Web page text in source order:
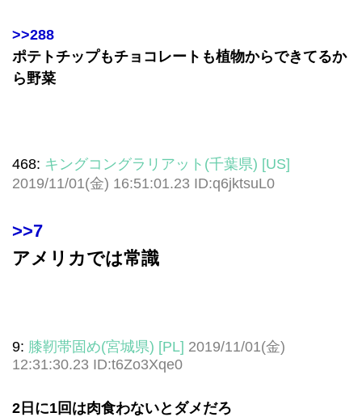
>>288
ポテトチップもチョコレートも植物からできてるか
ら野菜
468: キングコングラリアット(千葉県) [US]
2019/11/01(金) 16:51:01.23 ID:q6jktsuL0
>>7
アメリカでは常識
9: 膝靭帯固め(宮城県) [PL] 2019/11/01(金)
12:31:30.23 ID:t6Zo3Xqe0
2日に1回は肉食わないとダメだろ